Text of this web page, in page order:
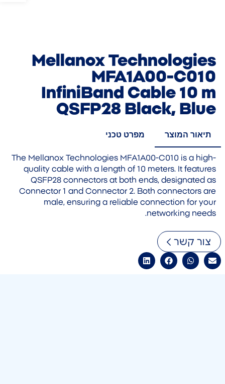
Mellanox Technologies
MFA1A00-C010
InfiniBand Cable 10 m
QSFP28 Black, Blue
תיאור המוצר מפרט טכני
The Mellanox Technologies MFA1A00-C010 is a high-
quality cable with a length of 10 meters. It features
QSFP28 connectors at both ends, designated as
Connector 1 and Connector 2. Both connectors are
male, ensuring a reliable connection for your
networking needs.
צור קשר